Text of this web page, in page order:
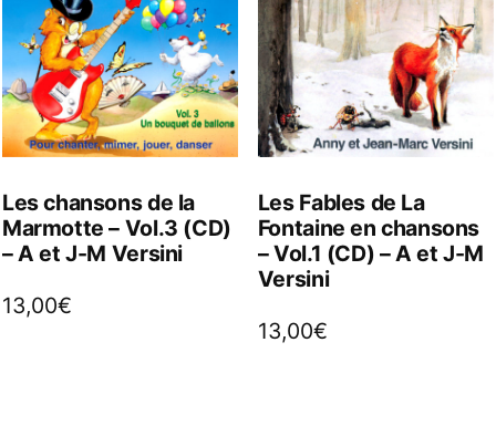
Les chansons de la
Marmotte – Vol.3 (CD)
– A et J-M Versini
13,00€
Les Fables de La
Fontaine en chansons
– Vol.1 (CD) – A et J-M
Versini
13,00€